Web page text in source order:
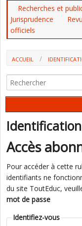
Recherches et
Jurisprudence
officiels
ACCUEIL
Identification
Accès
Pour accéder à cette
identifiants ne
du site ToutEduc,
mot de passe
Identifiez-vous